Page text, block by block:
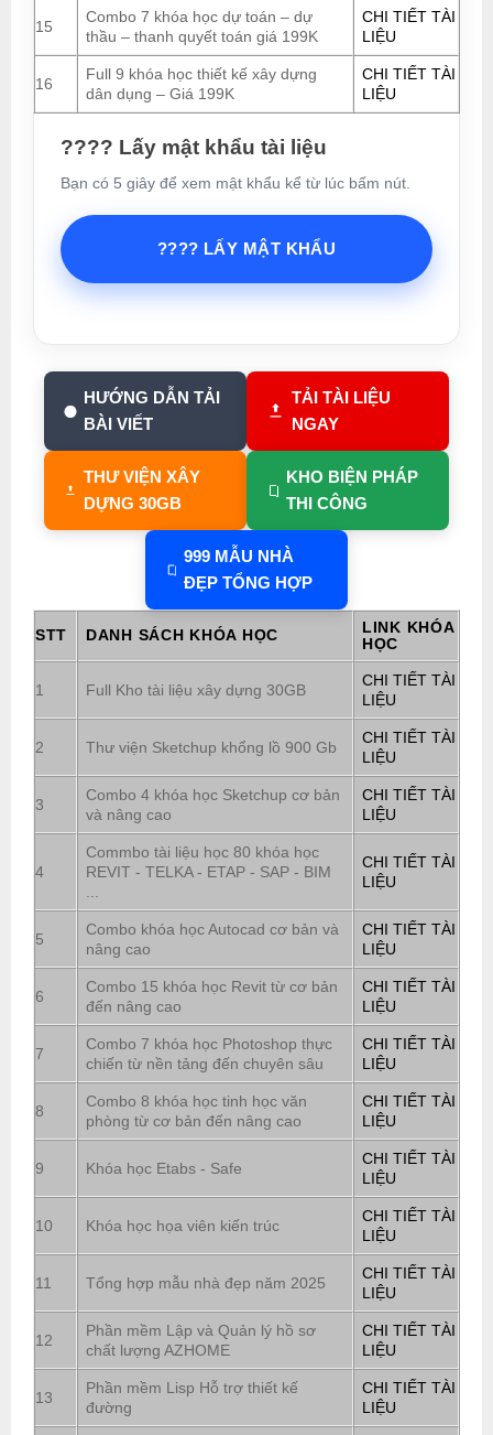
15
Combo 7 khóa học dự toán – dự
thầu – thanh quyết toán giá 199K
CHI TIẾT TÀI
LIỆU
16
Full 9 khóa học thiết kế xây dựng
dân dụng – Giá 199K
CHI TIẾT TÀI
LIỆU
???? Lấy mật khẩu tài liệu
Bạn có 5 giây để xem mật khẩu kể từ lúc bấm nút.
???? LẤY MẬT KHẨU
HƯỚNG DẪN TẢI
BÀI VIẾT
TẢI TÀI LIỆU
NGAY
THƯ VIỆN XÂY
DỰNG 30GB
KHO BIỆN PHÁP
THI CÔNG
999 MẪU NHÀ
ĐẸP TỔNG HỢP
STT DANH SÁCH KHÓA HỌC
LINK KHÓA
HỌC
1 Full Kho tài liệu xây dựng 30GB
CHI TIẾT TÀI
LIỆU
2 Thư viện Sketchup khổng lồ 900 Gb
CHI TIẾT TÀI
LIỆU
3
Combo 4 khóa học Sketchup cơ bản
và nâng cao
CHI TIẾT TÀI
LIỆU
4
Commbo tài liệu học 80 khóa học
REVIT - TELKA - ETAP - SAP - BIM
...
CHI TIẾT TÀI
LIỆU
5
Combo khóa học Autocad cơ bản và
nâng cao
CHI TIẾT TÀI
LIỆU
6
Combo 15 khóa học Revit từ cơ bản
đến nâng cao
CHI TIẾT TÀI
LIỆU
7
Combo 7 khóa học Photoshop thực
chiến từ nền tảng đến chuyên sâu
CHI TIẾT TÀI
LIỆU
8
Combo 8 khóa học tinh học văn
phòng từ cơ bản đến nâng cao
CHI TIẾT TÀI
LIỆU
9 Khóa học Etabs - Safe
CHI TIẾT TÀI
LIỆU
10 Khóa học họa viên kiến trúc
CHI TIẾT TÀI
LIỆU
11 Tổng hợp mẫu nhà đẹp năm 2025
CHI TIẾT TÀI
LIỆU
12
Phần mềm Lập và Quản lý hồ sơ
chất lượng AZHOME
CHI TIẾT TÀI
LIỆU
13
Phần mềm Lisp Hỗ trợ thiết kế
đường
CHI TIẾT TÀI
LIỆU